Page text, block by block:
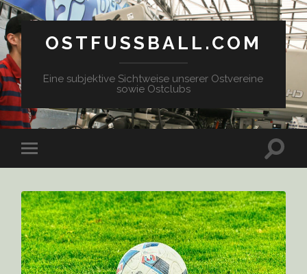
OSTFUSSBALL.COM
Eine subjektive Sichtweise unserer Ostvereine
sowie Ostclubs